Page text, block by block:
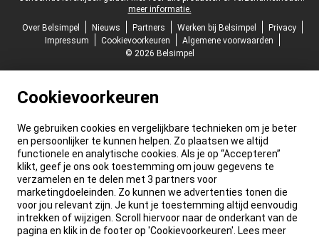
meer informatie.
Over Belsimpel
Nieuws Partners Werken bij Belsimpel
Privacy
Impressum
Cookievoorkeuren
Algemene voorwaarden
© 2026 Belsimpel
Cookievoorkeuren
We gebruiken cookies en vergelijkbare technieken om je beter
en persoonlijker te kunnen helpen. Zo plaatsen we altijd
functionele en analytische cookies. Als je op “Accepteren”
klikt, geef je ons ook toestemming om jouw gegevens te
verzamelen en te delen met 3 partners voor
marketingdoeleinden. Zo kunnen we advertenties tonen die
voor jou relevant zijn. Je kunt je toestemming altijd eenvoudig
intrekken of wijzigen. Scroll hiervoor naar de onderkant van de
pagina en klik in de footer op 'Cookievoorkeuren'. Lees meer